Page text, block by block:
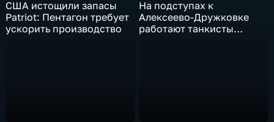
США истощили запасы
Patriot: Пентагон требует
ускорить производство
На подступах к
Алексеево-Дружковке
работают танкисты